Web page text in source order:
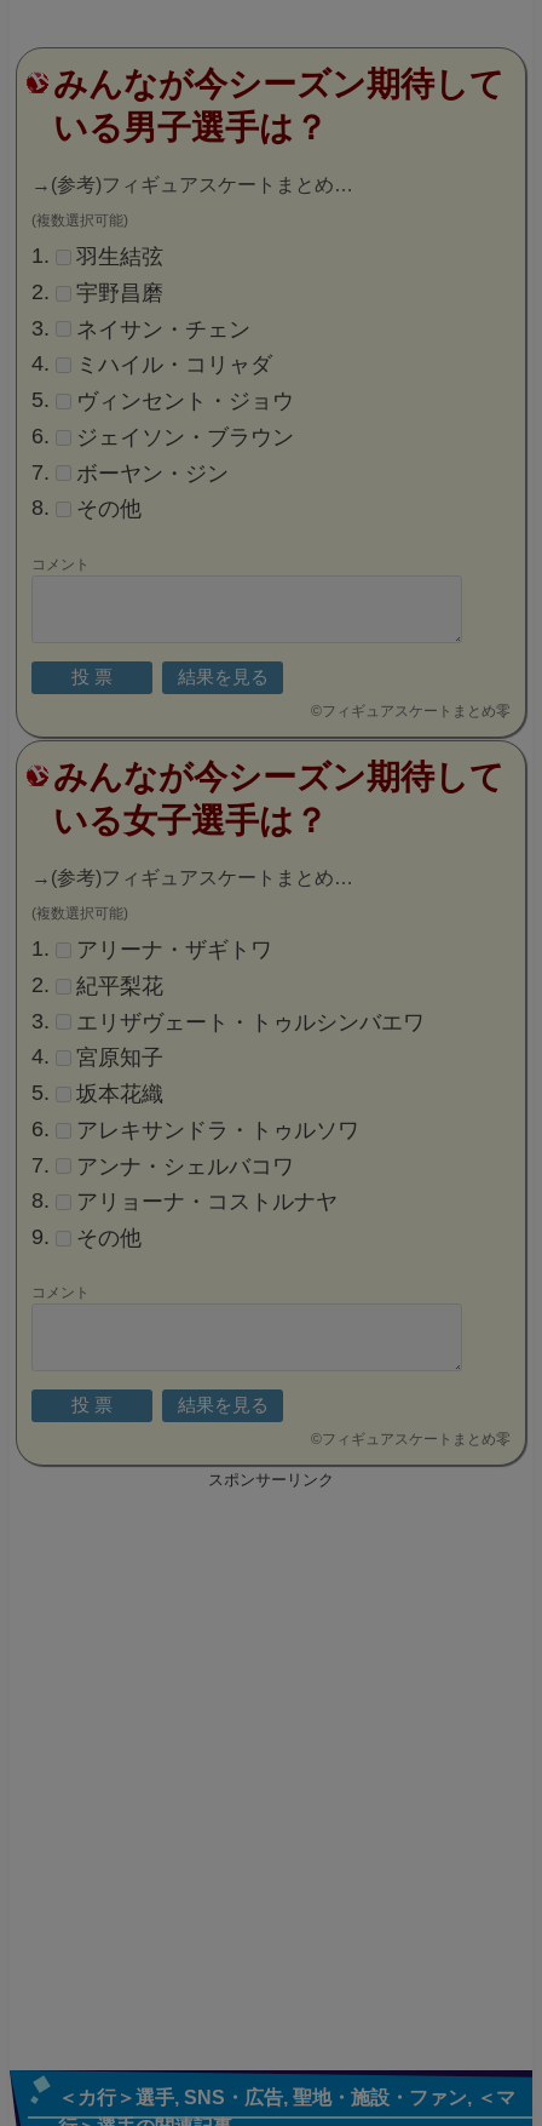
みんなが今シーズン期待して
いる男子選手は？
→ (参考)フィギュアスケートまとめ…
(複数選択可能)
羽生結弦
宇野昌磨
ネイサン・チェン
ミハイル・コリャダ
ヴィンセント・ジョウ
ジェイソン・ブラウン
ボーヤン・ジン
その他
コメント
©フィギュアスケートまとめ零
みんなが今シーズン期待して
いる女子選手は？
→ (参考)フィギュアスケートまとめ…
(複数選択可能)
アリーナ・ザギトワ
紀平梨花
エリザヴェート・トゥルシンバエワ
宮原知子
坂本花織
アレキサンドラ・トゥルソワ
アンナ・シェルバコワ
アリョーナ・コストルナヤ
その他
コメント
©フィギュアスケートまとめ零
スポンサーリンク
＜カ行＞選手 SNS・広告 聖地・施設・ファン
＜マ